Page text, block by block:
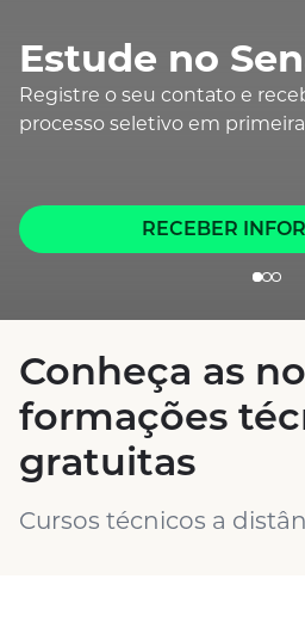
Estude no
Registre o seu contato e
processo seletivo em
RECEBER
Conheça as
formações
gratuitas
Cursos técnicos a